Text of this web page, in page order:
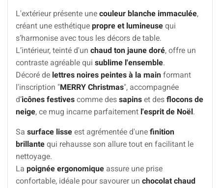
L'extérieur présente une couleur blanche immaculée,
créant une esthétique propre et lumineuse qui
s’harmonise avec tous les décors de table.
L’intérieur, teinté d'un chaud ton jaune doré, offre un
contraste agréable qui sublime l'ensemble.
Décoré de lettres noires peintes à la main formant
l'inscription "MERRY Christmas", accompagnée
d’icônes festives comme des sapins et des flocons de
neige, ce mug incarne parfaitement l'esprit de Noël .
Sa surface lisse est agrémentée d'une finition
brillante qui rehausse son allure tout en facilitant le
nettoyage.
La poignée ergonomique assure une prise
confortable, idéale pour savourer un chocolat chaud